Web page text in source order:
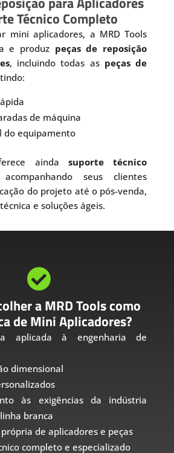
Técnico Completo
mini aplicadores, a MRD Tools
e produz peças de reposição
, incluindo todas as peças de
de máquina
do equipamento
ainda suporte técnico
seus clientes
do projeto até o pós-venda,
e soluções ágeis.

a MRD Tools como
de Mini Aplicadores?
aplicada à engenharia de
dimensional
às exigências da indústria
branca
de aplicadores e peças
completo e especializado